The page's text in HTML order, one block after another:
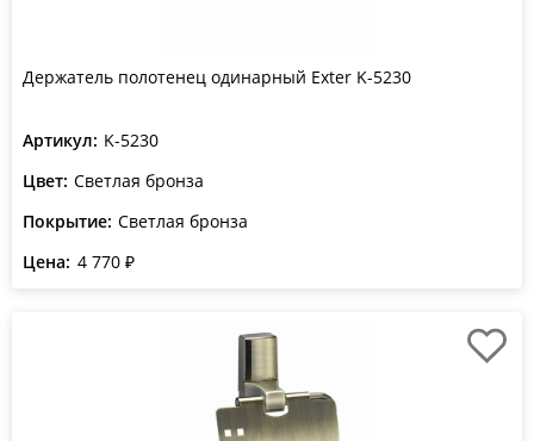
Держатель полотенец одинарный Exter K-5230
Артикул: K-5230
Цвет: Светлая бронза
Покрытие: Светлая бронза
Цена: 4 770 ₽